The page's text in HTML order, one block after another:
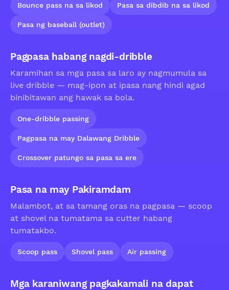
Bounce pass na sa likod Pasa sa dibdib na sa likod
Pasa ng baseball (outlet)
Pagpasa habang nagdi-dribble
Karamihan sa mga pasa sa laro ay nagmumula sa
live dribble — mag-ipon at ipasa nang hindi agad
binibitawan ang hawak sa bola.
One-dribble passing
Pagpasa na may Dalawang Dribble
Crossover patungo sa pasa sa ere
Pasa na may Pakiramdam
Malambot, at sa tamang oras na pagpasa — scoop
at shovel na tumatama sa cutter habang
tumatakbo.
Scoop pass Shovel pass Air passing
Mga karaniwang pagkakamali na dapat